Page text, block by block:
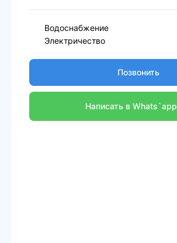
Водоснабжение
Электричество
Позвонить
Написать в Whats`app